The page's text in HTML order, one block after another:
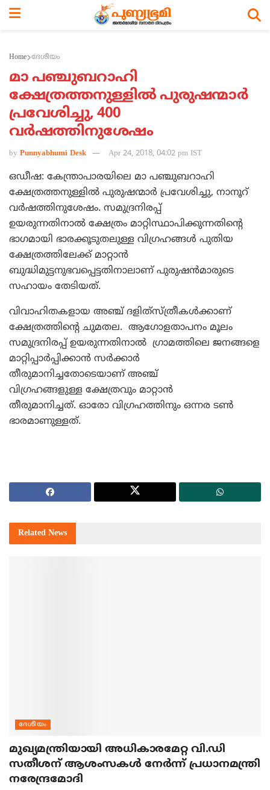
Home ദേശീയം
മാ പഞ്ചുബറാഹി
ക്ഷേത്രത്തനുള്ളില്‍ പുരുഷന്മാര്‍
പ്രവേശിച്ചു, 400
വര്‍ഷത്തിനുശേഷം
by Punnyabhumi Desk Apr 24, 2018, 04:02 pm IST
ഒഡീഷ: കേന്ത്രാപാരയിലെ മാ പഞ്ചുബറാഹി
ക്ഷേത്രത്തനുള്ളില്‍ പുരുഷന്മാര്‍ പ്രവേശിച്ചു, നാനൂറ്
വര്‍ഷത്തിനുശേഷം. സമുദ്രനിരപ്പ്
ഉയരുന്നതിനാല്‍ ക്ഷേത്രം മാറ്റിസ്ഥാപിക്കുന്നതിന്റെ
ഭാഗമായി ഭാരക്കൂടുതലുള്ള വിഗ്രഹങ്ങള്‍ പുതിയ
ക്ഷേത്രത്തിലേക്ക് മാറ്റാന്‍
ബുദ്ധിമുട്ടനുഭവപ്പെട്ടതിനാലാണ് പുരുഷന്‍മാരുടെ
സഹായം തേടിയത്.
വിവാഹിതകളായ അഞ്ച് ദളിത്‌സ്ത്രീകള്‍ക്കാണ്
ക്ഷേത്രത്തിന്‍റെ ചുമതല. ആഗോളതാപനം മൂലം
സമുദ്രനിരപ്പ് ഉയരുന്നതിനാല്‍ ഗ്രാമത്തിലെ ജനങ്ങളെ
മാറ്റിപ്പാര്‍പ്പിക്കാന്‍ സര്‍ക്കാര്‍
തീരുമാനിച്ചതോടെയാണ്‌ അഞ്ച്
വിഗ്രഹങ്ങളുള്ള ക്ഷേത്രവും മാറ്റാന്‍
തീരുമാനിച്ചത്. ഓരോ വിഗ്രഹത്തിനും ഒന്നര ടണ്‍
ഭാരമാണുള്ളത്.
Related News
ദേശീയം
മുഖ്യമന്ത്രിയായി അധികാരമേറ്റ വി.ഡി
സതീശന് ആശംസകള്‍ നേര്‍ന്ന് പ്രധാനമന്ത്രി
നരേന്ദ്രമോദി